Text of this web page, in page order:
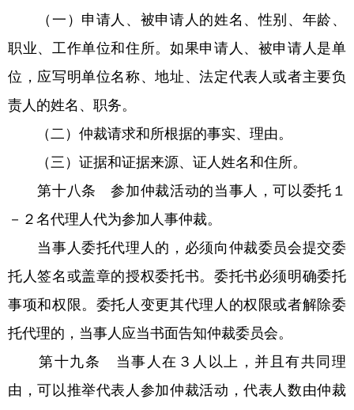
（一）申请人、被申请人的姓名、性别、年龄、
职业、工作单位和住所。如果申请人、被申请人是单
位，应写明单位名称、地址、法定代表人或者主要负
责人的姓名、职务。
（二）仲裁请求和所根据的事实、理由。
（三）证据和证据来源、证人姓名和住所。
第十八条 参加仲裁活动的当事人，可以委托１
－２名代理人代为参加人事仲裁。
当事人委托代理人的，必须向仲裁委员会提交委
托人签名或盖章的授权委托书。委托书必须明确委托
事项和权限。委托人变更其代理人的权限或者解除委
托代理的，当事人应当书面告知仲裁委员会。
第十九条 当事人在３人以上，并且有共同理
由，可以推举代表人参加仲裁活动，代表人数由仲裁